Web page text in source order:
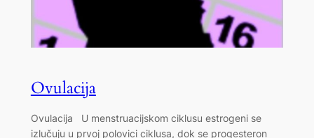
Ovulacija
Ovulacija U menstruacijskom ciklusu estrogeni se
izlučuju u prvoj polovici ciklusa, dok se progesteron